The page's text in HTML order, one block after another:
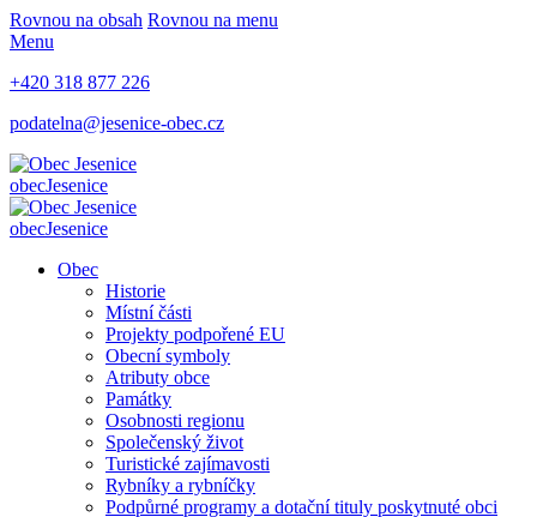
Rovnou na obsah Rovnou na menu
Menu
+420 318 877 226
podatelna@jesenice-obec.cz
obecJesenice
obecJesenice
Obec
Historie
Místní části
Projekty podpořené EU
Obecní symboly
Atributy obce
Památky
Osobnosti regionu
Společenský život
Turistické zajímavosti
Rybníky a rybníčky
Podpůrné programy a dotační tituly poskytnuté obci